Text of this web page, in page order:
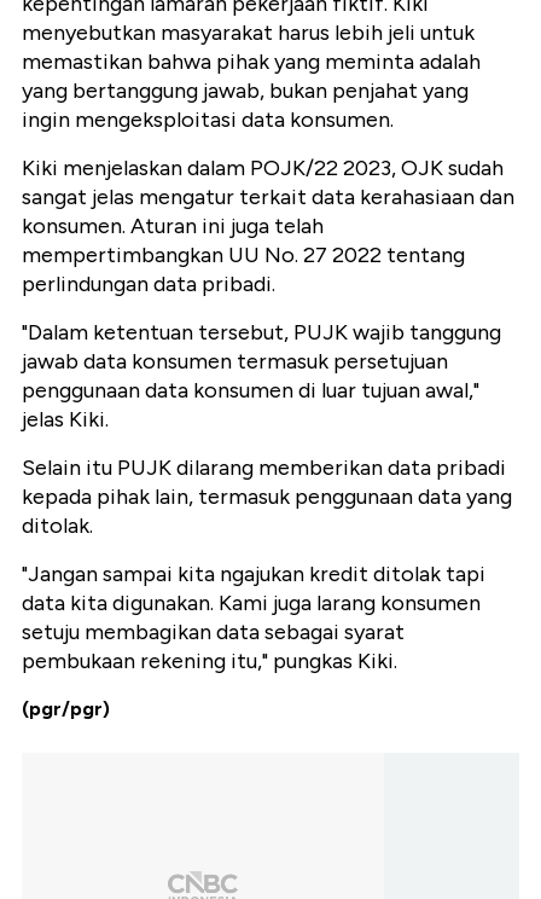
menyebutkan masyarakat harus lebih jeli untuk
memastikan bahwa pihak yang meminta adalah
yang bertanggung jawab, bukan penjahat yang
ingin mengeksploitasi data konsumen.
Kiki menjelaskan dalam POJK/22 2023, OJK sudah
sangat jelas mengatur terkait data kerahasiaan dan
konsumen. Aturan ini juga telah
mempertimbangkan UU No. 27 2022 tentang
perlindungan data pribadi.
"Dalam ketentuan tersebut, PUJK wajib tanggung
jawab data konsumen termasuk persetujuan
penggunaan data konsumen di luar tujuan awal,"
jelas Kiki.
Selain itu PUJK dilarang memberikan data pribadi
kepada pihak lain, termasuk penggunaan data yang
ditolak.
"Jangan sampai kita ngajukan kredit ditolak tapi
data kita digunakan. Kami juga larang konsumen
setuju membagikan data sebagai syarat
pembukaan rekening itu," pungkas Kiki.
(pgr/pgr)